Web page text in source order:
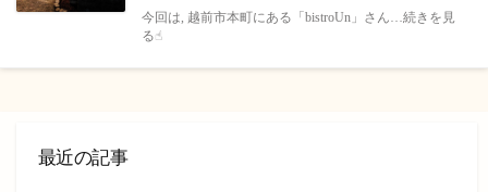
日
今回は, 越前市本町にある「bistroUn」さん…続きを見
る☝︎
最近の記事